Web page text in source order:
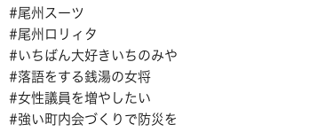
#尾州スーツ
#尾州ロリィタ
#いちばん大好きいちのみや
#落語をする銭湯の女将
#女性議員を増やしたい
#強い町内会づくりで防災を